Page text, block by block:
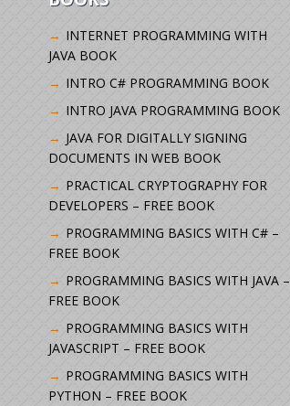
INTERNET PROGRAMMING WITH
JAVA BOOK
INTRO C# PROGRAMMING BOOK
INTRO JAVA PROGRAMMING BOOK
JAVA FOR DIGITALLY SIGNING
DOCUMENTS IN WEB BOOK
PRACTICAL CRYPTOGRAPHY FOR
DEVELOPERS – FREE BOOK
PROGRAMMING BASICS WITH C# –
FREE BOOK
PROGRAMMING BASICS WITH JAVA –
FREE BOOK
PROGRAMMING BASICS WITH
JAVASCRIPT – FREE BOOK
PROGRAMMING BASICS WITH
PYTHON – FREE BOOK